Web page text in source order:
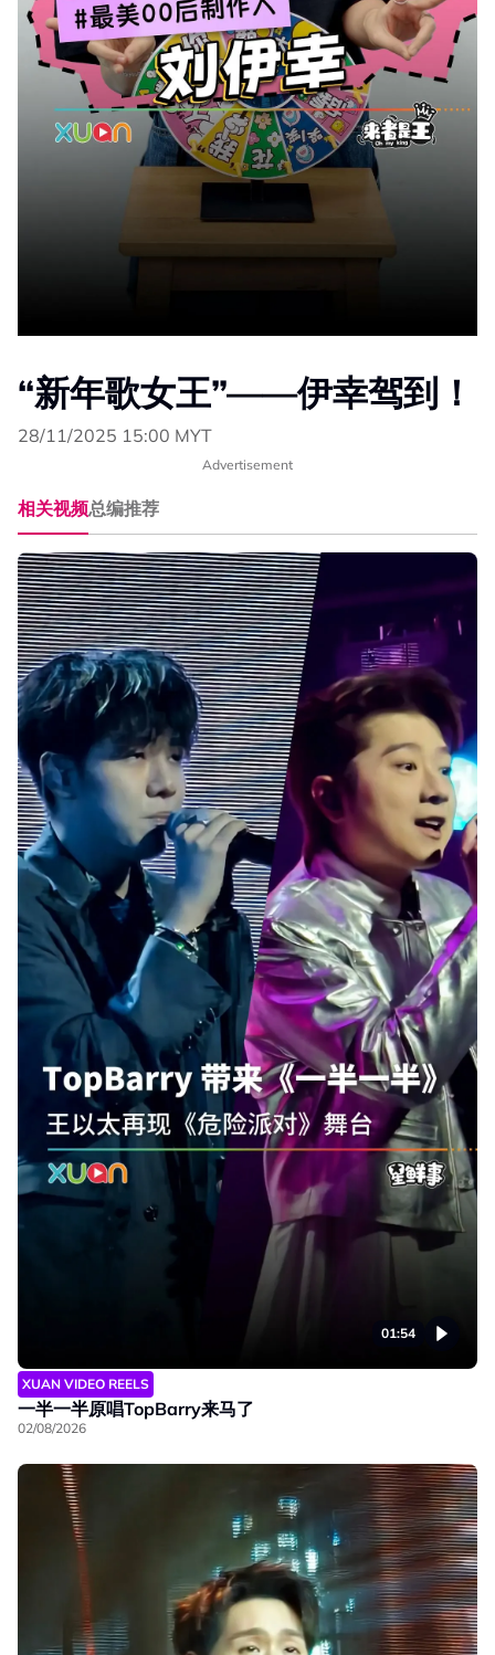
“新年歌女王”——伊幸驾到！
28/11/2025 15:00 MYT
Advertisement
相关视频总编推荐
01:54
XUAN VIDEO REELS
一半一半原唱TopBarry来马了
02/08/2026